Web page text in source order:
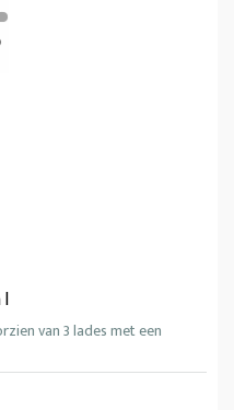
l
van 3 lades met een